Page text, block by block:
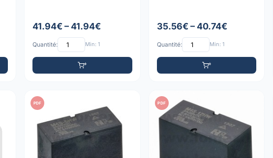
41.94€ – 41.94€
Quantité: Min: 1
35.56€ – 40.74€
Quantité: Min: 1
PDF PDF